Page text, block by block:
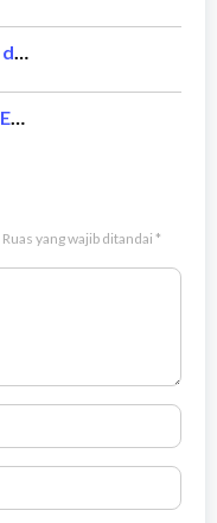
Info Loker karyawan/ti untuk di daerah jakarta – Saung Plataran Resto
Info Loker Admin Staff – PARASENA GROUP
Ruas yang wajib ditandai *